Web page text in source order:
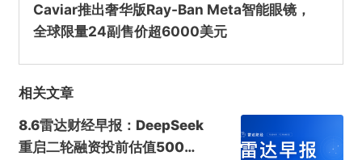
Caviar推出奢华版Ray-Ban Meta智能眼镜，
全球限量24副售价超6000美元
相关文章
8.6雷达财经早报：DeepSeek
重启二轮融资投前估值5000